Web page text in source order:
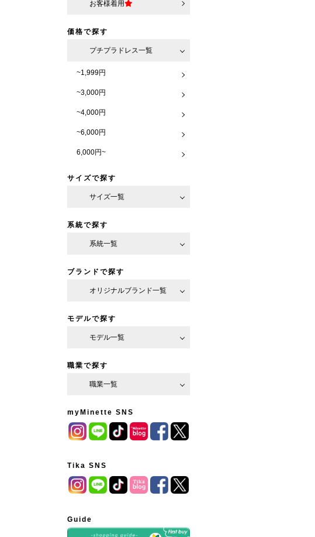
お客様着用
価格で探す
プチプラドレス一覧
~1,999円
~3,000円
~4,000円
~6,000円
6,000円~
サイズで探す
サイズ一覧
系統で探す
系統一覧
ブランドで探す
オリジナルブランド一覧
モデルで探す
モデル一覧
職業で探す
職業一覧
myMinette SNS
Tika SNS
Guide